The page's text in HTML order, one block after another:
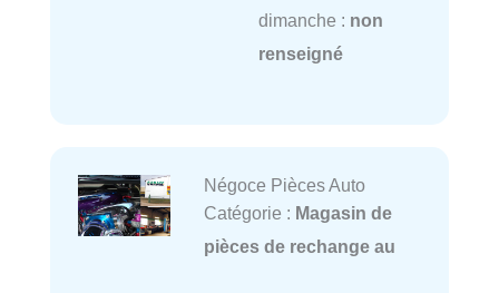
dimanche : non
renseigné
Négoce Pièces Auto
Catégorie : Magasin de
pièces de rechange au